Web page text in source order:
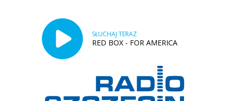
SŁUCHAJ TERAZ
RED BOX - FOR AMERICA